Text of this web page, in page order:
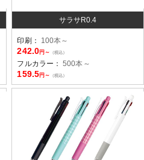
サラサR0.4
印刷： 100本～
242.0円～ （税込）
フルカラー：500本～
159.5円～ （税込）